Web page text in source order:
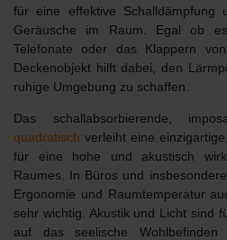
für eine effektive Schalldämpfung
Geräusche im Raum. Egal ob
Telefonate oder das Klappern
Deckenobjekt hilft dabei, den
ruhige Umgebung zu schaffen.
Das schallabsorbierende,
quadratisch verleiht eine
für eine hohe und akustisch
Raumes. In Büros und
Ergonomie und Raumtemperatur
sehr wichtig. Akustik und Licht sind
auf das seelische